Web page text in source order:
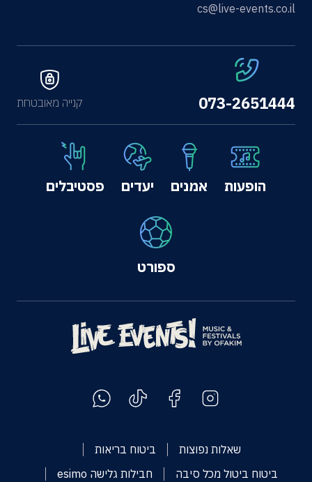
cs@live-events.co.il
073-2651444
הופעות אמנים יעדים פסטיבלים
ספורט
קנייה מאובטחת
שאלות נפוצות
ביטוח בריאות
ביטוח ביטול מכל סיבה
חבילות גלישה esimo